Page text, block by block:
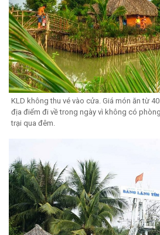
KLD không thu vé vào cửa. Giá món ăn từ
địa điểm đi về trong ngày vì không có
trại qua đêm.